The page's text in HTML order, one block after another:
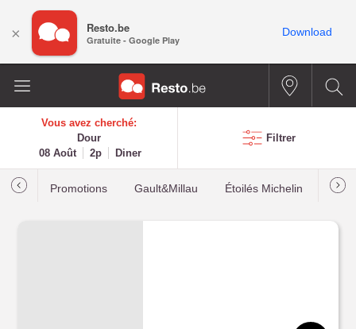
Vous avez cherché:
Dour
08 Août
2p Diner
Filtrer
Promotions Gault&Millau Étoilés Michelin Les
× Resto.be
Gratuite - Google Play
Download